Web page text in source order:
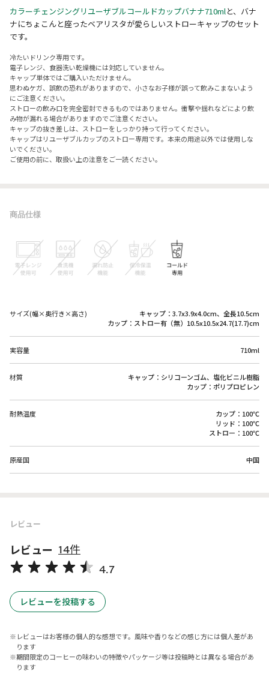
カラーチェンジングリユーザブルコールドカップバナナ710mlと、バナ
ナにちょこんと座ったベアリスタが愛らしいストローキャップのセット
です。
冷たいドリンク専用です。
電子レンジ、食器洗い乾燥機には対応していません。
キャップ単体ではご購入いただけません。
思わぬケガ、誤飲の恐れがありますので、小さなお子様が誤って飲みこまないよう
にご注意ください。
ストローの飲み口を完全密封できるものではありません。衝撃や揺れなどにより飲
み物が漏れる場合がありますのでご注意ください。
キャップの抜き差しは、ストローをしっかり持って行ってください。
キャップはリユーザブルカップのストロー専用です。本来の用途以外では使用しな
いでください。
ご使用の前に、取扱い上の注意をご一読ください。
商品仕様
サイズ(幅×奥行き×高さ)
キャップ：3.7x3.9x4.0cm、全長10.5cm
カップ：ストロー有（無）10.5x10.5x24.7(17.7)cm
実容量 710ml
材質
キャップ：シリコーンゴム、塩化ビニル樹脂
カップ：ポリプロピレン
耐熱温度
カップ：100℃
リッド：100℃
ストロー：100℃
原産国 中国
レビュー
レビュー 14件
4.7
レビューを投稿する
レビューはお客様の個人的な感想です。風味や香りなどの感じ方には個人差があ
ります
期間限定のコーヒーの味わいの特徴やパッケージ等は投稿時とは異なる場合があ
ります